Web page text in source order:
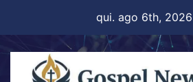
content
qui. ago 6th, 2026